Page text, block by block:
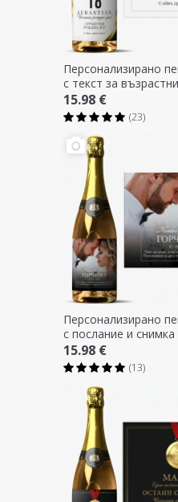
Персонализирано
с текст за възрастни
15.98 €
(23)
Персонализирано
с послание и
15.98 €
(13)